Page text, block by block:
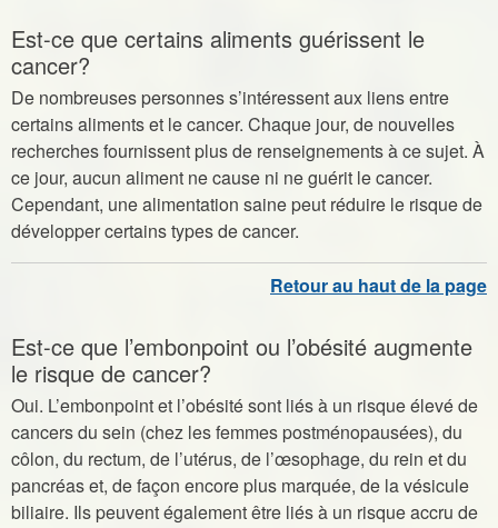
Est-ce que certains aliments guérissent le
cancer?
De nombreuses personnes s’intéressent aux liens entre
certains aliments et le cancer. Chaque jour, de nouvelles
recherches fournissent plus de renseignements à ce sujet. À
ce jour, aucun aliment ne cause ni ne guérit le cancer.
Cependant, une alimentation saine peut réduire le risque de
développer certains types de cancer.
Est-ce que l’embonpoint ou l’obésité augmente
le risque de cancer?
Oui. L’embonpoint et l’obésité sont liés à un risque élevé de
cancers du sein (chez les femmes postménopausées), du
côlon, du rectum, de l’utérus, de l’œsophage, du rein et du
pancréas et, de façon encore plus marquée, de la vésicule
biliaire. Ils peuvent également être liés à un risque accru de